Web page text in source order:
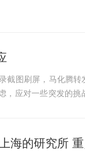
截图刷屏，马化腾
，应对一些突发的
海的研究所